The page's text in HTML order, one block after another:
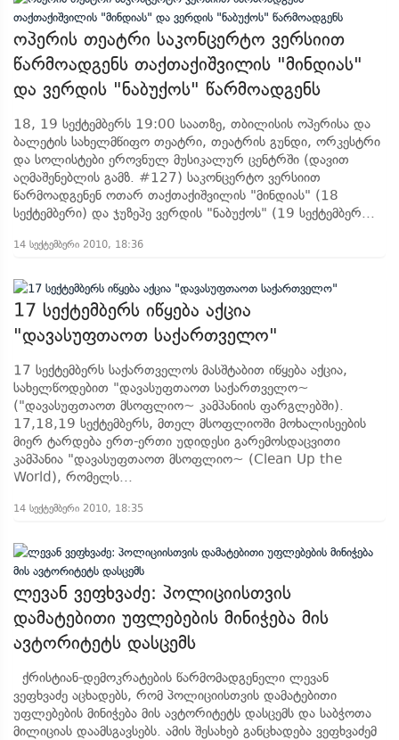
ოპერის თეატრი საკონცერტო ვერსიით
წარმოადგენს თაქთაქიშვილის "მინდიას"
და ვერდის "ნაბუქოს" წარმოადგენს
18, 19 სექტემბერს 19:00 საათზე, თბილისის ოპერისა და
ბალეტის სახელმწიფო თეატრი, თეატრის გუნდი, ორკესტრი
და სოლისტები ეროვნულ მუსიკალურ ცენტრში (დავით
აღმაშენებლის გამზ. #127) საკონცერტო ვერსიით
წარმოადგენენ ოთარ თაქთაქიშვილის "მინდიას" (18
სექტემბერი) და ჯუზეპე ვერდის "ნაბუქოს" (19 სექტემბერ...
14 სექტემბერი 2010, 18:36
17 სექტემბერს იწყება აქცია
"დავასუფთაოთ საქართველო"
17 სექტემბერს საქართველოს მასშტაბით იწყება აქცია,
სახელწოდებით "დავასუფთაოთ საქართველო~
("დავასუფთაოთ მსოფლიო~ კამპანიის ფარგლებში).
17,18,19 სექტემბერს, მთელ მსოფლიოში მოხალისეების
მიერ ტარდება ერთ-ერთი უდიდესი გარემოსდაცვითი
კამპანია "დავასუფთაოთ მსოფლიო~ (Clean Up the
World), რომელს...
14 სექტემბერი 2010, 18:35
ლევან ვეფხვაძე: პოლიციისთვის
დამატებითი უფლებების მინიჭება მის
ავტორიტეტს დასცემს
ქრისტიან-დემოკრატების წარმომადგენელი ლევან
ვეფხვაძე აცხადებს, რომ პოლიციისთვის დამატებითი
უფლებების მინიჭება მის ავტორიტეტს დასცემს და საბჭოთა
მილიციას დაამსგავსებს. ამის შესახებ განცხადება ვეფხვაძემ